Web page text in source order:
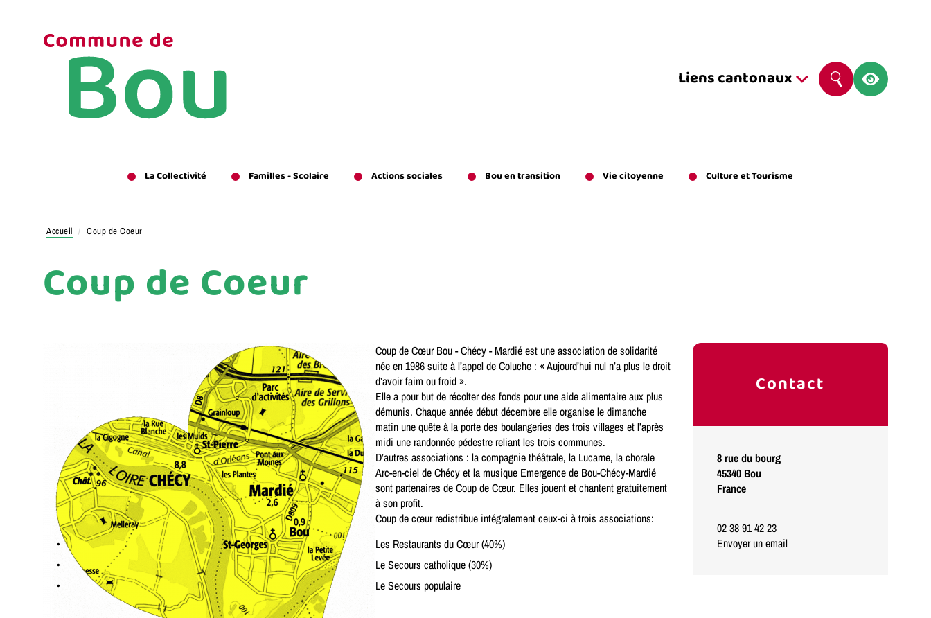
Navig
Liens
Liens cantonaux Rechercher
La Collectivité Familles - Scolaire Actions sociales Bou en transition Vie citoyenne Culture et Tourisme
Accueil Coup de Coeur
Coup de Coeur
Coup de Cœur Bou - Chécy - Mardié est une association de solidarité
née en 1986 suite à l’appel de Coluche : « Aujourd’hui nul n’a plus le droit
d’avoir faim ou froid ».
Elle a pour but de récolter des fonds pour une aide alimentaire aux plus
démunis. Chaque année début décembre elle organise le dimanche
matin une quête à la porte des boulangeries des trois villages et l’après
midi une randonnée pédestre reliant les trois communes.
D’autres associations : la compagnie théâtrale, la Lucarne, la chorale
Arc-en-ciel de Chécy et la musique Emergence de Bou-Chécy-Mardié
sont partenaires de Coup de Cœur. Elles jouent et chantent gratuitement
à son profit.
Coup de cœur redistribue intégralement ceux-ci à trois associations:
Les Restaurants du Cœur (40%)
Le Secours catholique (30%)
Le Secours populaire
Contact
8 rue du bourg
45340 Bou
France
02 38 91 42 23
Envoyer un email